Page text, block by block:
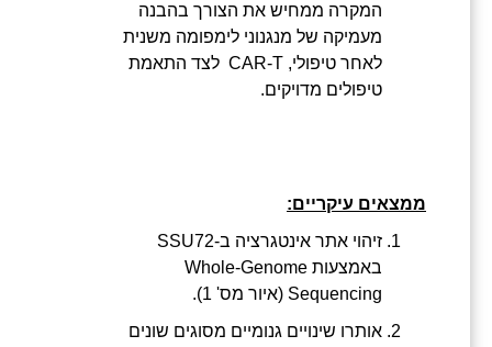
המקרה ממחיש את הצורך בהבנה
מעמיקה של מנגנוני לימפומה משנית
לאחר טיפולי, CAR-T לצד התאמת
טיפולים מדויקים.
ממצאים עיקריים:
זיהוי אתר אינטגרציה ב-SSU72
באמצעות Whole-Genome
Sequencing (איור מס' 1).
אותרו שינויים גנומיים מסוגים שונים